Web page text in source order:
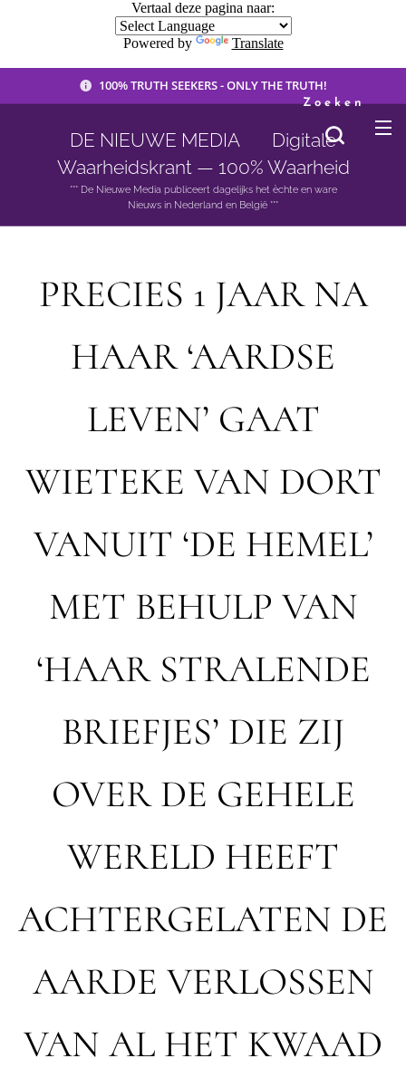
Vertaal deze pagina naar:
Powered by Translate
100% TRUTH SEEKERS - ONLY THE TRUTH!
DE NIEUWE MEDIA 🟣 Digitale
Waarheidskrant — 100% Waarheid
*** De Nieuwe Media publiceert dagelijks het èchte en ware
Nieuws in Nederland en België ***
Zoeken
PRECIES 1 JAAR NA
HAAR ‘AARDSE
LEVEN’ GAAT
WIETEKE VAN DORT
VANUIT ‘DE HEMEL’
MET BEHULP VAN
‘HAAR STRALENDE
BRIEFJES’ DIE ZIJ
OVER DE GEHELE
WERELD HEEFT
ACHTERGELATEN DE
AARDE VERLOSSEN
VAN AL HET KWAAD